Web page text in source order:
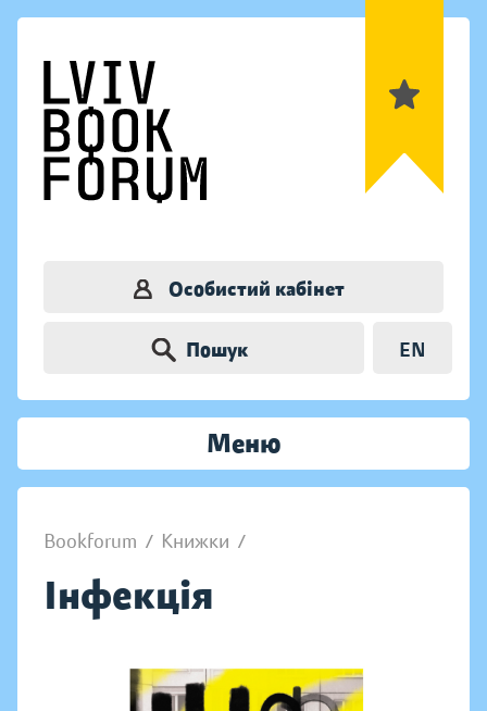
Особистий кабінет
Пошук EN
Меню
Bookforum / Книжки /
Інфекція